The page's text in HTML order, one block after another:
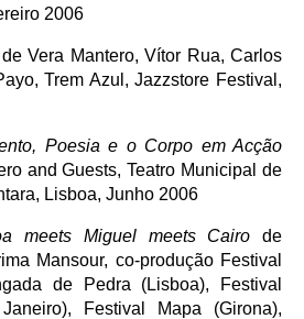
2006
Vera Mantero, Vítor Rua, Carlos
Trem Azul, Jazzstore Festival,
Poesia e o Corpo em Acção
and Guests, Teatro Municipal de
Lisboa, Junho 2006
meets Miguel meets Cairo de
Mansour, co-produção Festival
de Pedra (Lisboa), Festival
Festival Mapa (Girona),